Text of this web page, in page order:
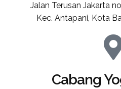
Jalan Terusan Jakarta
Kec. Antapani, Kota
Cabang